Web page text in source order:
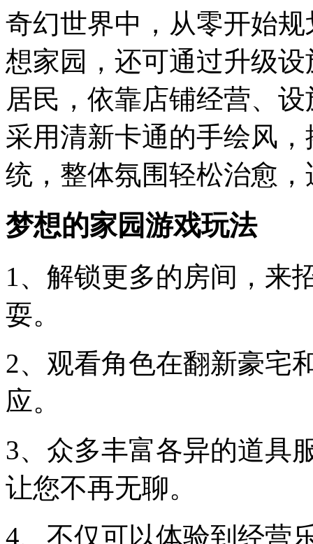
奇幻世界中，从零开始
想家园，还可通过升级
居民，依靠店铺经营、
采用清新卡通的手绘风
统，整体氛围轻松治愈
梦想的家园游戏玩法
1、解锁更多的房间，来
耍。
2、观看角色在翻新豪宅
应。
3、众多丰富各异的道具
让您不再无聊。
4、不仅可以体验到经营